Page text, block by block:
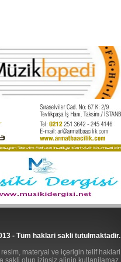
- Tüm haklari sakli tutulmaktadir.
materyal ve içerigin telif haklari
sakli olup izinsiz alinip kullanilamaz.